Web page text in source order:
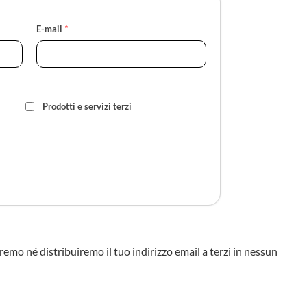
E-mail *
Prodotti e servizi terzi
né distribuiremo il tuo indirizzo email a terzi in nessun